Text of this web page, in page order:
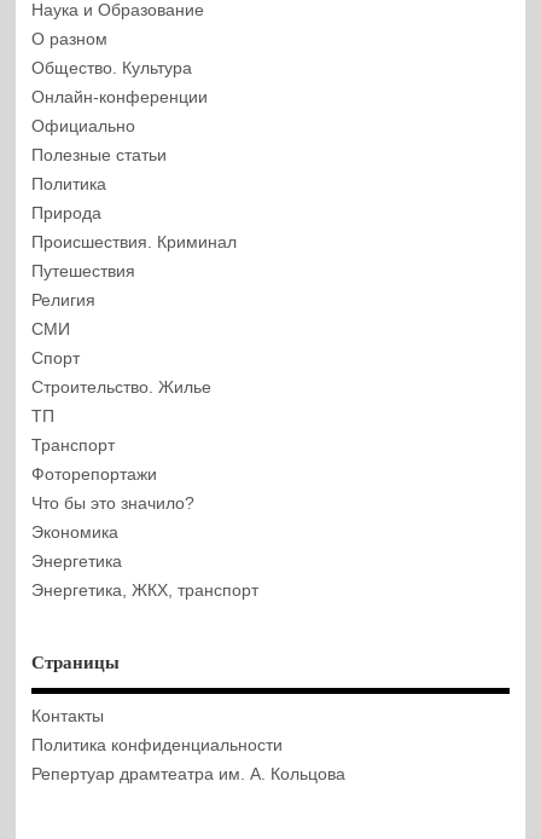
Наука и Образование
О разном
Общество. Культура
Онлайн-конференции
Официально
Полезные статьи
Политика
Природа
Происшествия. Криминал
Путешествия
Религия
СМИ
Спорт
Строительство. Жилье
ТП
Транспорт
Фоторепортажи
Что бы это значило?
Экономика
Энергетика
Энергетика, ЖКХ, транспорт
Страницы
Контакты
Политика конфиденциальности
Репертуар драмтеатра им. А. Кольцова